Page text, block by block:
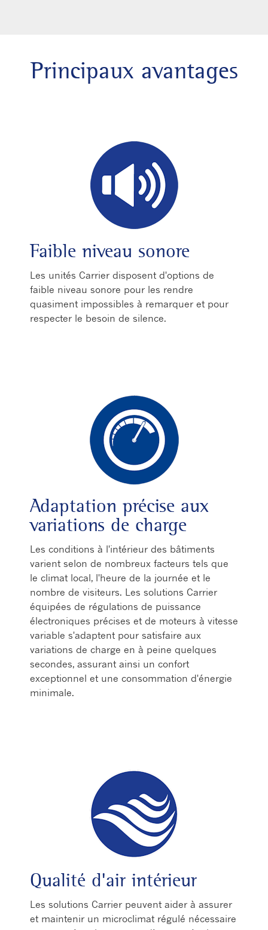
Principaux avantages
Faible niveau sonore
Les unités Carrier disposent d'options de
faible niveau sonore pour les rendre
quasiment impossibles à remarquer et pour
respecter le besoin de silence.
Adaptation précise aux
variations de charge
Les conditions à l'intérieur des bâtiments
varient selon de nombreux facteurs tels que
le climat local, l'heure de la journée et le
nombre de visiteurs. Les solutions Carrier
équipées de régulations de puissance
électroniques précises et de moteurs à vitesse
variable s'adaptent pour satisfaire aux
variations de charge en à peine quelques
secondes, assurant ainsi un confort
exceptionnel et une consommation d'énergie
minimale.
Qualité d'air intérieur
Les solutions Carrier peuvent aider à assurer
et maintenir un microclimat régulé nécessaire